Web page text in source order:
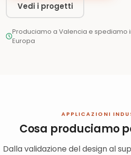
Vedi i progetti
Produciamo a Valencia e spediamo
Europa
APPLICAZIONI
Cosa produciamo
Dalla validazione del design al